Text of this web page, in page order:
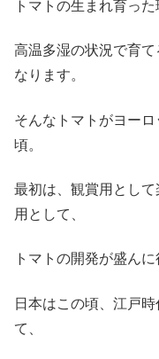
トマトの生まれ育っ
高温多湿の状況で育
なります。
そんなトマトがヨー
頃。
最初は、観賞用とし
用として、
トマトの開発が盛んに
日本はこの頃、江戸
て、